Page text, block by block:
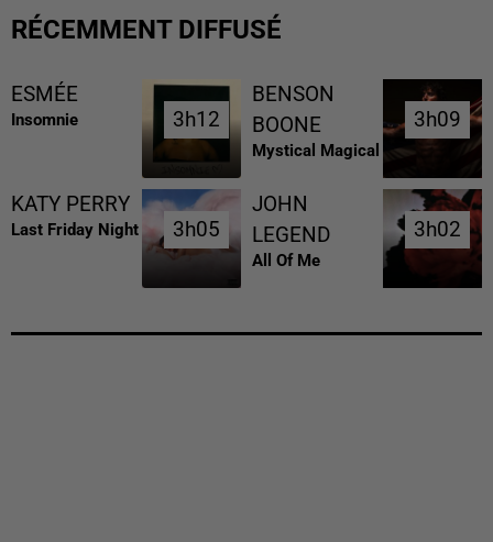
RÉCEMMENT DIFFUSÉ
ESMÉE
Insomnie 3h12
3h12
BENSON
BOONE
Mystical Magical
3h09
3h09
KATY PERRY
Last Friday Night 3h05
3h05
JOHN
LEGEND
All Of Me
3h02
3h02